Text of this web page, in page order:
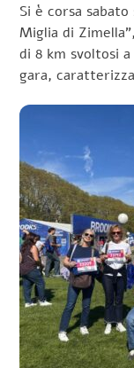
Si è corsa
Miglia di
di 8 km svoltosi
gara,